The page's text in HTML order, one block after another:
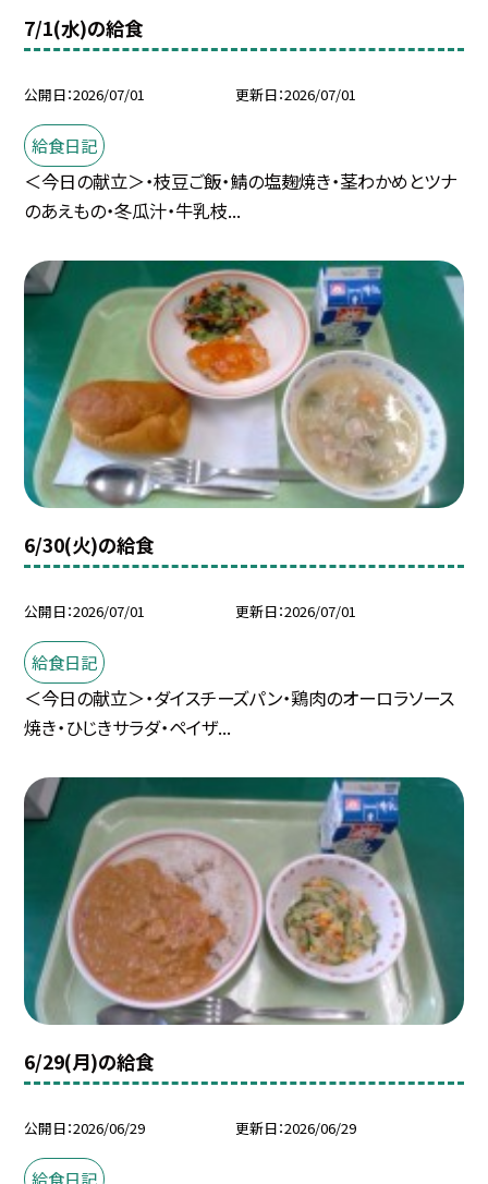
7/1(水)の給食
公開日 2026/07/01 更新日 2026/07/01
給食日記
＜今日の献立＞・枝豆ご飯・鯖の塩麹焼き・茎わかめとツナ
のあえもの・冬瓜汁・牛乳枝...
6/30(火)の給食
公開日 2026/07/01 更新日 2026/07/01
給食日記
＜今日の献立＞・ダイスチーズパン・鶏肉のオーロラソース
焼き・ひじきサラダ・ペイザ...
6/29(月)の給食
公開日 2026/06/29 更新日 2026/06/29
給食日記